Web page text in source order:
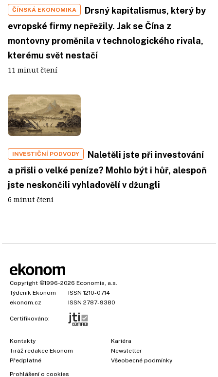
ČÍNSKÁ EKONOMIKA
Drsný kapitalismus, který by
evropské firmy nepřežily. Jak se Čína z
montovny proměnila v technologického rivala,
kterému svět nestačí
11 minut čtení
INVESTIČNÍ PODVODY
Naletěli jste při investování
a přišli o velké peníze? Mohlo být i hůř, alespoň
jste neskončili vyhladovělí v džungli
6 minut čtení
Copyright ©1996-2026 Economia, a.s.
Týdeník Ekonom
ISSN 1210-0714
ekonom.cz
ISSN 2787-9380
Certifikováno:
Kontakty
Tiráž redakce Ekonom
Předplatné
Kariéra
Newsletter
Všeobecné podmínky
Prohlášení o cookies